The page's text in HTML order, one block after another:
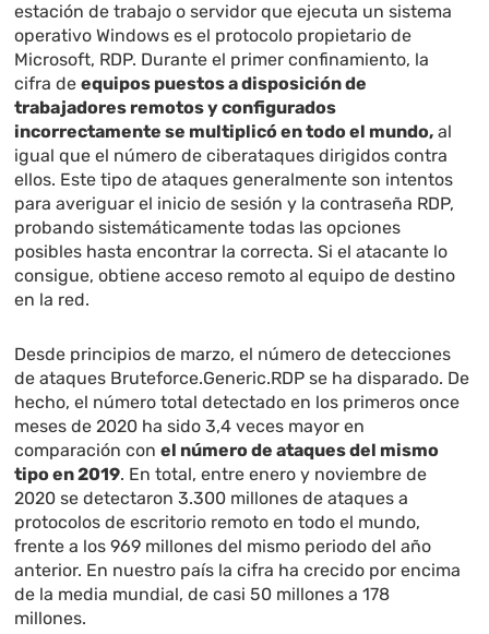
estación de trabajo o servidor que ejecuta un sistema
operativo Windows es el protocolo propietario de
Microsoft, RDP. Durante el primer confinamiento, la
cifra deequipos puestos a disposición de
trabajadores remotos y configurados
incorrectamente se multiplicó en todo el mundo, al
igual que el número de ciberataques dirigidos contra
ellos. Este tipo de ataques generalmente son intentos
para averiguar el inicio de sesión y la contraseña RDP,
probando sistemáticamente todas las opciones
posibles hasta encontrar la correcta. Si el atacante lo
consigue, obtiene acceso remoto al equipo de destino
en la red.
Desde principios de marzo, el número de detecciones
de ataques Bruteforce.Generic.RDP se ha disparado. De
hecho, el número total detectado en los primeros once
meses de 2020 ha sido 3,4 veces mayor en
comparación conel número de ataques del mismo
tipo en 2019. En total, entre enero y noviembre de
2020 se detectaron 3.300 millones de ataques a
protocolos de escritorio remoto en todo el mundo,
frente a los 969 millones del mismo periodo del año
anterior. En nuestro país la cifra ha crecido por encima
de la media mundial, de casi 50 millones a 178
millones.